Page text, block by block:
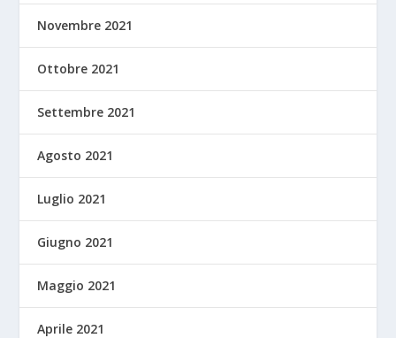
Novembre 2021
Ottobre 2021
Settembre 2021
Agosto 2021
Luglio 2021
Giugno 2021
Maggio 2021
Aprile 2021